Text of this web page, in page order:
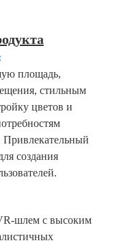
площадь,
стильным
цветов и
создания
шлем с высоким